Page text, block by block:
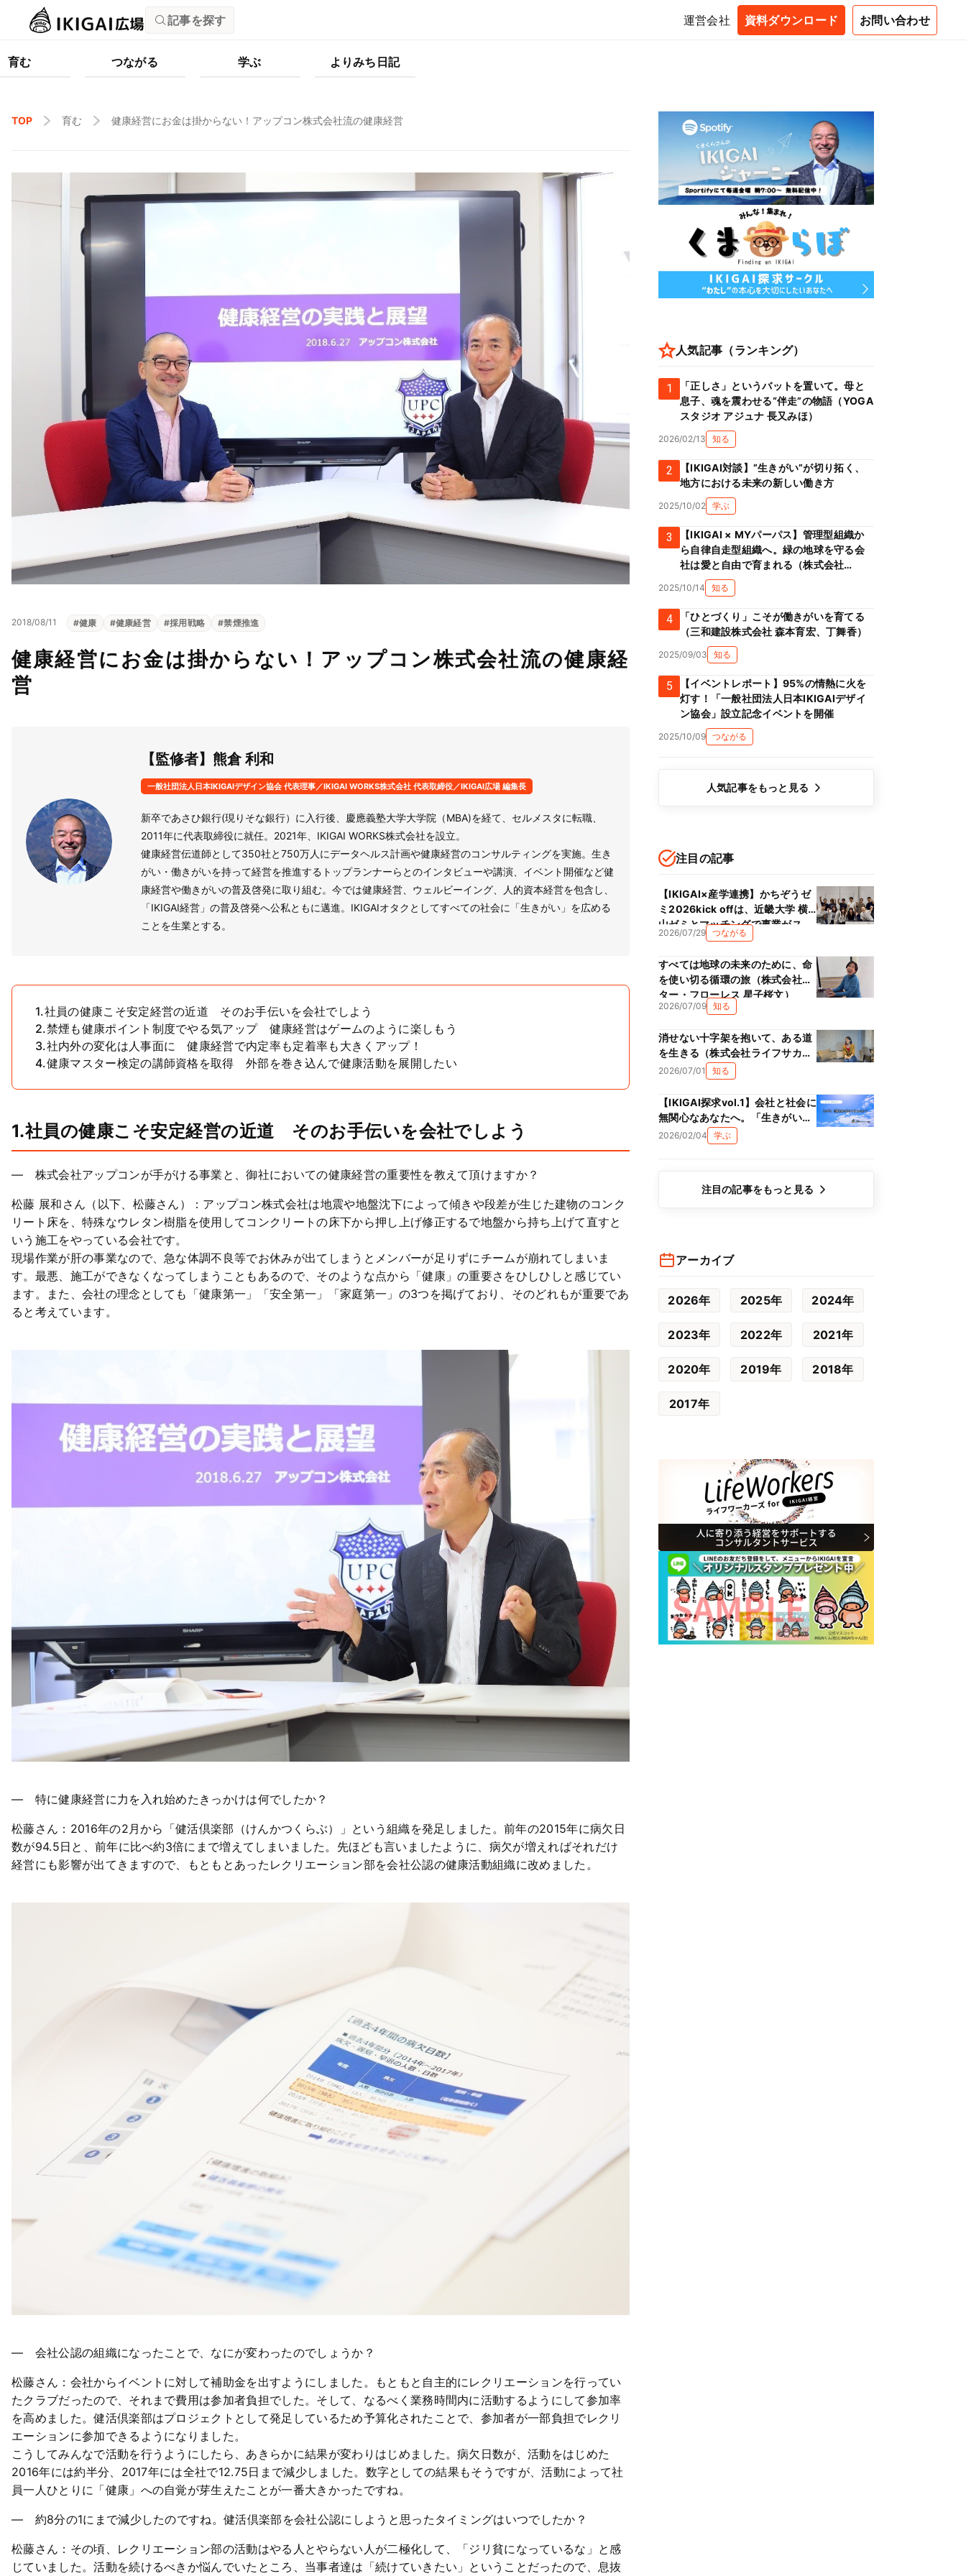
記事を探す 運営会社 資料ダウンロード お問い合わせ
育む つながる 学ぶ よりみち日記
TOP 育む 健康経営にお金は掛からない！アップコン株式会社流の健康経営
2018/08/11 #健康 #健康経営 #採用戦略 #禁煙推進
健康経営にお金は掛からない！アップコン株式会社流の健康経
営
【監修者】熊倉 利和
一般社団法人日本IKIGAIデザイン協会 代表理事／IKIGAI WORKS株式会社 代表取締役／IKIGAI広場 編集長
新卒であさひ銀行(現りそな銀行）に入行後、慶應義塾大学大学院（MBA)を経て、セルメスタに転職、
2011年に代表取締役に就任。2021年、IKIGAI WORKS株式会社を設立。
健康経営伝道師として350社と750万人にデータヘルス計画や健康経営のコンサルティングを実施。生き
がい・働きがいを持って経営を推進するトップランナーらとのインタビューや講演、イベント開催など健
康経営や働きがいの普及啓発に取り組む。今では健康経営、ウェルビーイング、人的資本経営を包含し、
「IKIGAI経営」の普及啓発へ公私ともに邁進。IKIGAIオタクとしてすべての社会に「生きがい」を広める
ことを生業とする。
1.社員の健康こそ安定経営の近道 そのお手伝いを会社でしよう
2.禁煙も健康ポイント制度でやる気アップ 健康経営はゲームのように楽しもう
3.社内外の変化は人事面に 健康経営で内定率も定着率も大きくアップ！
4.健康マスター検定の講師資格を取得 外部を巻き込んで健康活動を展開したい
1.社員の健康こそ安定経営の近道 そのお手伝いを会社でしよう
― 株式会社アップコンが手がける事業と、御社においての健康経営の重要性を教えて頂けますか？
松藤 展和さん（以下、松藤さん）：アップコン株式会社は地震や地盤沈下によって傾きや段差が生じた建物のコンク
リート床を、特殊なウレタン樹脂を使用してコンクリートの床下から押し上げ修正するで地盤から持ち上げて直すと
いう施工をやっている会社です。
現場作業が肝の事業なので、急な体調不良等でお休みが出てしまうとメンバーが足りずにチームが崩れてしまいま
す。最悪、施工ができなくなってしまうこともあるので、そのような点から「健康」の重要さをひしひしと感じてい
ます。また、会社の理念としても「健康第一」「安全第一」「家庭第一」の3つを掲げており、そのどれもが重要であ
ると考えています。
― 特に健康経営に力を入れ始めたきっかけは何でしたか？
松藤さん：2016年の2月から「健活倶楽部（けんかつくらぶ）」という組織を発足しました。前年の2015年に病欠日
数が94.5日と、前年に比べ約3倍にまで増えてしまいました。先ほども言いましたように、病欠が増えればそれだけ
経営にも影響が出てきますので、もともとあったレクリエーション部を会社公認の健康活動組織に改めました。
― 会社公認の組織になったことで、なにが変わったのでしょうか？
松藤さん：会社からイベントに対して補助金を出すようにしました。もともと自主的にレクリエーションを行ってい
たクラブだったので、それまで費用は参加者負担でした。そして、なるべく業務時間内に活動するようにして参加率
を高めました。健活倶楽部はプロジェクトとして発足しているため予算化されたことで、参加者が一部負担でレクリ
エーションに参加できるようになりました。
こうしてみんなで活動を行うようにしたら、あきらかに結果が変わりはじめました。病欠日数が、活動をはじめた
2016年には約半分、2017年には全社で12.75日まで減少しました。数字としての結果もそうですが、活動によって社
員一人ひとりに「健康」への自覚が芽生えたことが一番大きかったですね。
― 約8分の1にまで減少したのですね。健活倶楽部を会社公認にしようと思ったタイミングはいつでしたか？
松藤さん：その頃、レクリエーション部の活動はやる人とやらない人が二極化して、「ジリ貧になっているな」と感
じていました。活動を続けるべきか悩んでいたところ、当事者達は「続けていきたい」ということだったので、息抜
人気記事（ランキング）
1
「正しさ」というバットを置いて。母と
息子、魂を震わせる“伴走”の物語（YOGA
スタジオ アジュナ 長又みほ）
2026/02/13 知る
2
【IKIGAI対談】”生きがい”が切り拓く、
地方における未来の新しい働き方
2025/10/02 学ぶ
3
【IKIGAI × MYパーパス】管理型組織か
ら自律自走型組織へ。緑の地球を守る会
社は愛と自由で育まれる（株式会社
Green prop 川添克子）
2025/10/14 知る
4
「ひとづくり」こそが働きがいを育てる
（三和建設株式会社 森本育宏、丁舞香）
2025/09/03 知る
5
【イベントレポート】95%の情熱に火を
灯す！「一般社団法人日本IKIGAIデザイ
ン協会」設立記念イベントを開催
2025/10/09 つながる
人気記事をもっと見る
注目の記事
【IKIGAI×産学連携】かちぞうゼ
ミ2026kick offは、近畿大学 横
山ゼミとマッチングで事業がス
タート！！
2026/07/29 つながる
すべては地球の未来のために、命
を使い切る循環の旅（株式会社ス
ター・フローレス 星子桜文）
2026/07/09 知る
消せない十字架を抱いて、ある道
を生きる（株式会社ライフサカス
西部沙緒里）
2026/07/01 知る
【IKIGAI探求vol.1】会社と社会に
無関心なあなたへ。「生きがい
（IKIGAI）」は、単なる精神論で
はない理由
2026/02/04 学ぶ
注目の記事をもっと見る
アーカイブ
2026年 2025年 2024年
2023年 2022年 2021年
2020年 2019年 2018年
2017年